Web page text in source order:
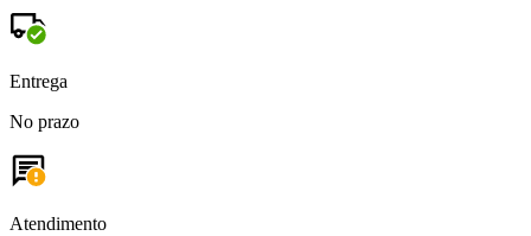
Entrega
No prazo
Atendimento